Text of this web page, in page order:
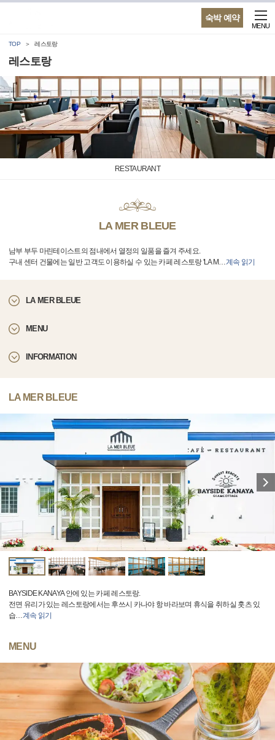
숙박 예약
MENU
TOP 레스토랑
레스토랑
RESTAURANT
LA MER BLEUE
남부 부두 마린테이스트의 점내에서 열정의 일품을 즐겨 주세요.
구내 센터 건물에는 일반 고객도 이용하실 수 있는 카페 레스토랑 'LA M…계속 읽기
LA MER BLEUE
MENU
INFORMATION
LA MER BLEUE
BAYSIDE KANAYA 안에 있는 카페 레스토랑.
전면 유리가 있는 레스토랑에서는 후쓰시 카나야 항 바라보며 휴식을 취하실 훗츠 있
습…계속 읽기
MENU